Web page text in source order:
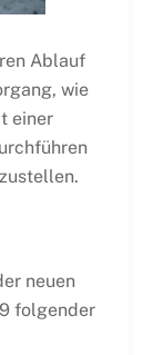
Ablauf
wie
einer
neuen
folgender